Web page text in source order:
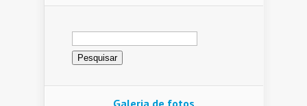
Pesquisar
por:
Galeria de fotos